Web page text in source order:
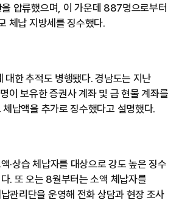
압류했으며, 이 가운데 887명으로부터
체납 지방세를 징수했다.
대한 추적도 병행됐다. 경남도는 지난
이 보유한 증권사 계좌 및 금 현물 계좌를
납액을 추가로 징수했다고 설명했다.
·상습 체납자를 대상으로 강도 높은 징수
. 또 오는 8월부터는 소액 체납자를
관리단을 운영해 전화 상담과 현장 조사